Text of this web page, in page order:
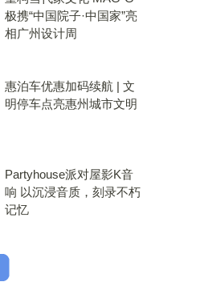
极携“中国院子·中国家”亮
相广州设计周
惠泊车优惠加码续航 | 文
明停车点亮惠州城市文明
Partyhouse派对屋影K音
响 以沉浸音质，刻录不朽
记忆